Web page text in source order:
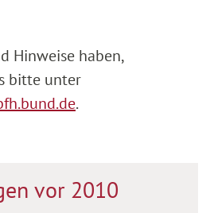
Hinweise haben,
bitte unter
.
vor 2010